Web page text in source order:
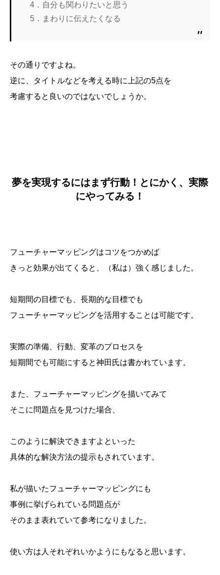
4．自分も関わりたいと思う
5．まわりに伝えたくなる
その通りですよね。
逆に、タイトルなどを考える時に上記の5点を
考慮すると良いのではないでしょうか。
夢を実現するにはまず行動！とにかく、実際
にやってみる！
フューチャーマッピングはコツをつかめば
きっと効果が出てくると、（私は）強く感じました。
短期間の目標でも、長期的な目標でも
フューチャーマッピングを活用することは可能です。
実際の準備、行動、変革のプロセスを
短期間でも可能にすると神田氏は書かれています。
また、フューチャーマッピングを描いてみて
そこに問題点を見つけた場合、
このように解決できますよといった
具体的な解決方法の提示もされています。
私が描いたフューチャーマッピングにも
事例に挙げられている問題点が
そのまま表れていて参考になりました。
使い方は人それぞれいかようにもなると思います。